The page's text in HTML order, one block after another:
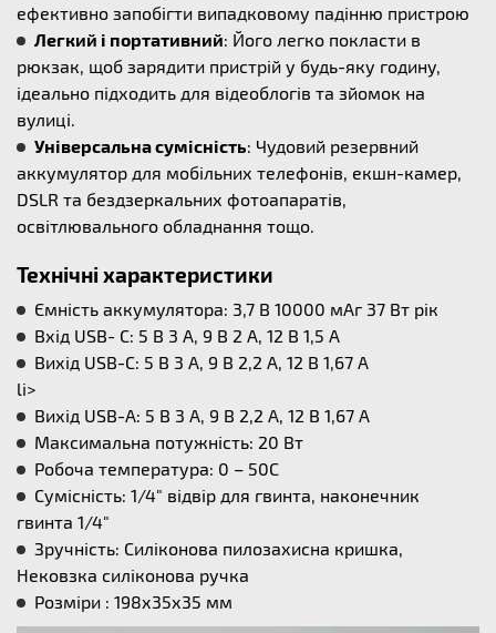
ефективно запобігти випадковому падінню пристрою
Легкий і портативний: Його легко покласти в
рюкзак, щоб зарядити пристрій у будь-яку годину,
ідеально підходить для відеоблогів та зйомок на
вулиці.
Універсальна сумісність: Чудовий резервний
аккумулятор для мобільних телефонів, екшн-камер,
DSLR та бездзеркальних фотоапаратів,
освітлювального обладнання тощо.
Технічні характеристики
Ємність аккумулятора: 3,7 В 10000 мАг 37 Вт рік
Вхід USB- C: 5 В 3 А, 9 В 2 А, 12 В 1,5 А
Вихід USB-C: 5 В 3 А, 9 В 2,2 А, 12 В 1,67 А
li>
Вихід USB-A: 5 В 3 А, 9 В 2,2 А, 12 В 1,67 А
Максимальна потужність: 20 Вт
Робоча температура: 0 – 50С
Сумісність: 1/4" відвір для гвинта, наконечник
гвинта 1/4"
Зручність: Силіконова пилозахисна кришка,
Нековзка силіконова ручка
Розміри : 198х35х35 мм